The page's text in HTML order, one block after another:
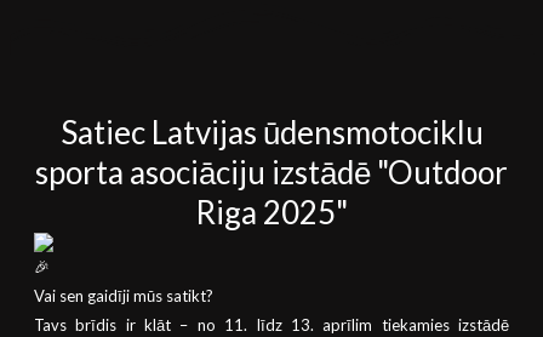
Satiec Latvijas ūdensmotociklu
sporta asociāciju izstādē "Outdoor
Riga 2025"
Vai sen gaidīji mūs satikt?
Tavs brīdis ir klāt – no 11. līdz 13. aprīlim tiekamies izstādē